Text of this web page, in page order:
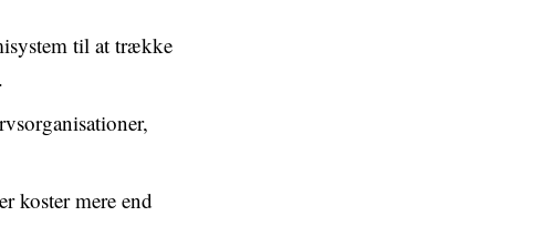
til at trække
koster mere end